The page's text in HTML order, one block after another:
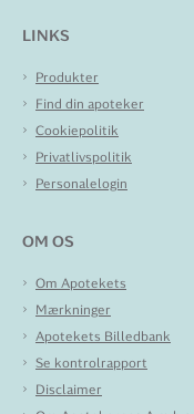
LINKS
Produkter
Find din apoteker
Cookiepolitik
Privatlivspolitik
Personalelogin
OM OS
Om Apotekets
Mærkninger
Apotekets Billedbank
Se kontrolrapport
Disclaimer